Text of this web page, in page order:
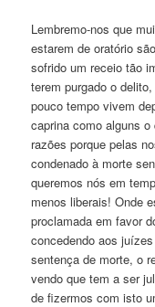
Lembremo-nos que
estarem de oratório
sofrido um receio tão
terem purgado o
pouco tempo vivem
caprina como alguns
razões porque pelas
condenado à morte
queremos nós em
menos liberais! Onde
proclamada em favor
concedendo aos
sentença de morte, o
vendo que tem a ser
de fizermos com isto